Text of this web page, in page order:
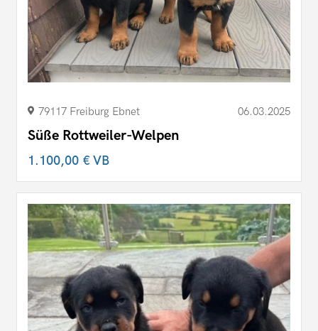
79117 Freiburg Ebnet 06.03.2025
Süße Rottweiler-Welpen
1.100,00 €VB